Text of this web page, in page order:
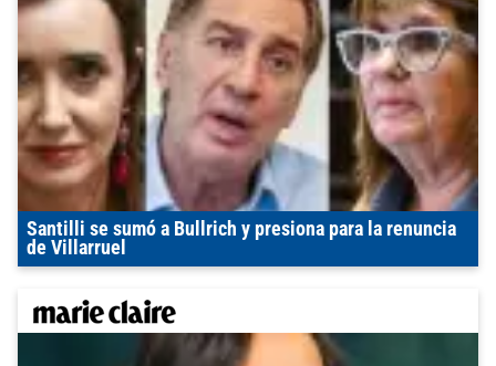
Santilli se sumó a Bullrich y presiona para la renuncia
de Villarruel